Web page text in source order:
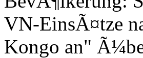
VN-EinsÃ¤tze
Kongo an"